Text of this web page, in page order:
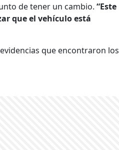
de tener un cambio. “Este
que el vehículo está
que encontraron los